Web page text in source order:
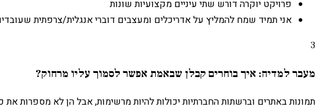
פרויקט יוקרה דורש שתי עיניים מקצועיות שונות
אני תמיד שמח להמליץ על אדריכלים ומעצבים דוברי אנגלית/צרפתית
3
מעבר למדיה: איך בוחרים קבלן שבאמת אפשר לסמוך עליו מרחוק?
תמונות באתרים וברשתות החברתיות יכולות להיות מרשימות, אבל הן לא מספרות